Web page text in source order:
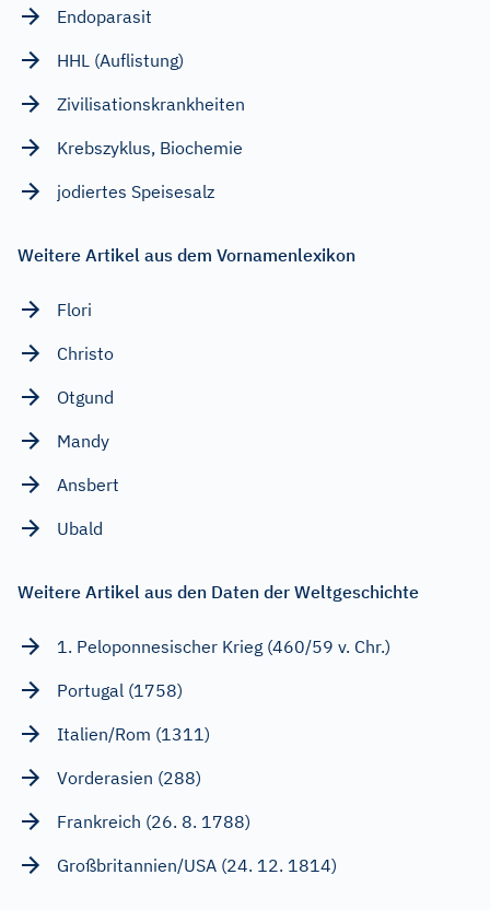
Endoparasit
HHL (Auflistung)
Zivilisationskrankheiten
Krebszyklus, Biochemie
jodiertes Speisesalz
Weitere Artikel aus dem Vornamenlexikon
Flori
Christo
Otgund
Mandy
Ansbert
Ubald
Weitere Artikel aus den Daten der Weltgeschichte
1. Peloponnesischer Krieg (460/59 v. Chr.)
Portugal (1758)
Italien/Rom (1311)
Vorderasien (288)
Frankreich (26. 8. 1788)
Großbritannien/USA (24. 12. 1814)